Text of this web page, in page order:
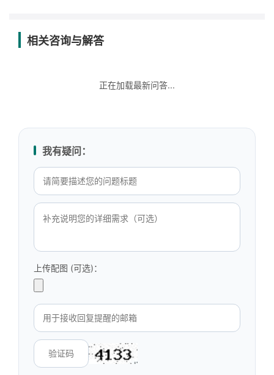
相关咨询与解答
正在加载最新问答...
我有疑问：
上传配图 (可选)：